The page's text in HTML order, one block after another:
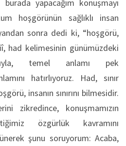
yapacağım konuşmayı
hoşgörünün sağlıklı insan
sonra dedi ki, “hoşgörü,
had kelimesinin günümüzdeki
temel anlamı pek
hatırlıyoruz. Had, sınır
insanın sınırını bilmesidir.
zikredince, konuşmamızın
özgürlük kavramını
şunu soruyorum: Acaba,